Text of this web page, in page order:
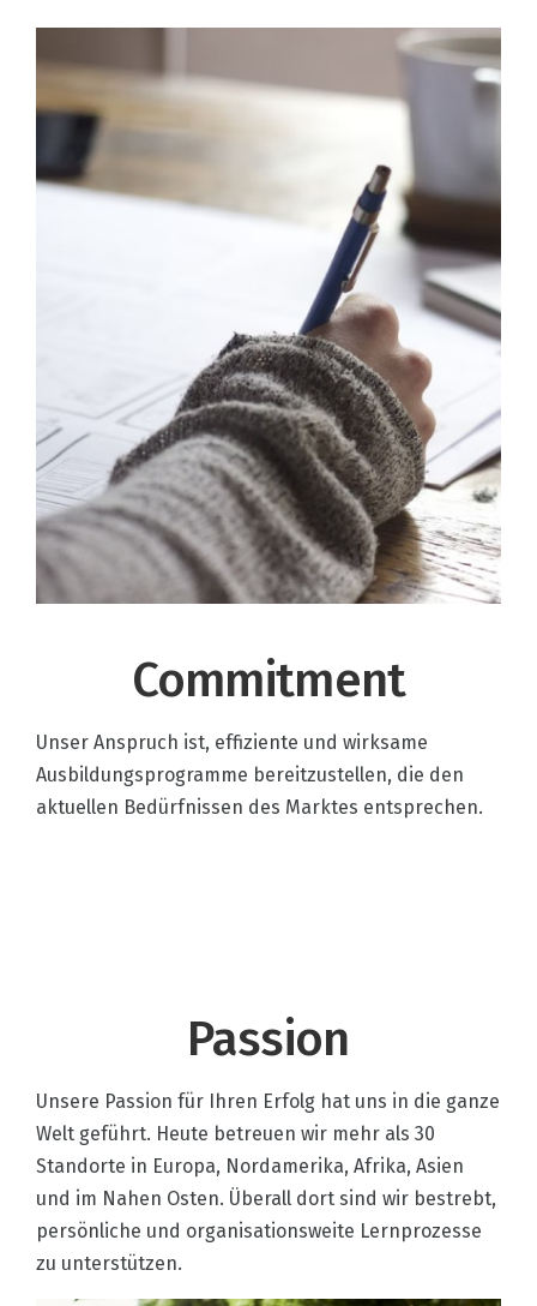
Commitment
Unser Anspruch ist, effiziente und wirksame
Ausbildungsprogramme bereitzustellen, die den
aktuellen Bedürfnissen des Marktes entsprechen.
Passion
Unsere Passion für Ihren Erfolg hat uns in die ganze
Welt geführt. Heute betreuen wir mehr als 30
Standorte in Europa, Nordamerika, Afrika, Asien
und im Nahen Osten. Überall dort sind wir bestrebt,
persönliche und organisationsweite Lernprozesse
zu unterstützen.